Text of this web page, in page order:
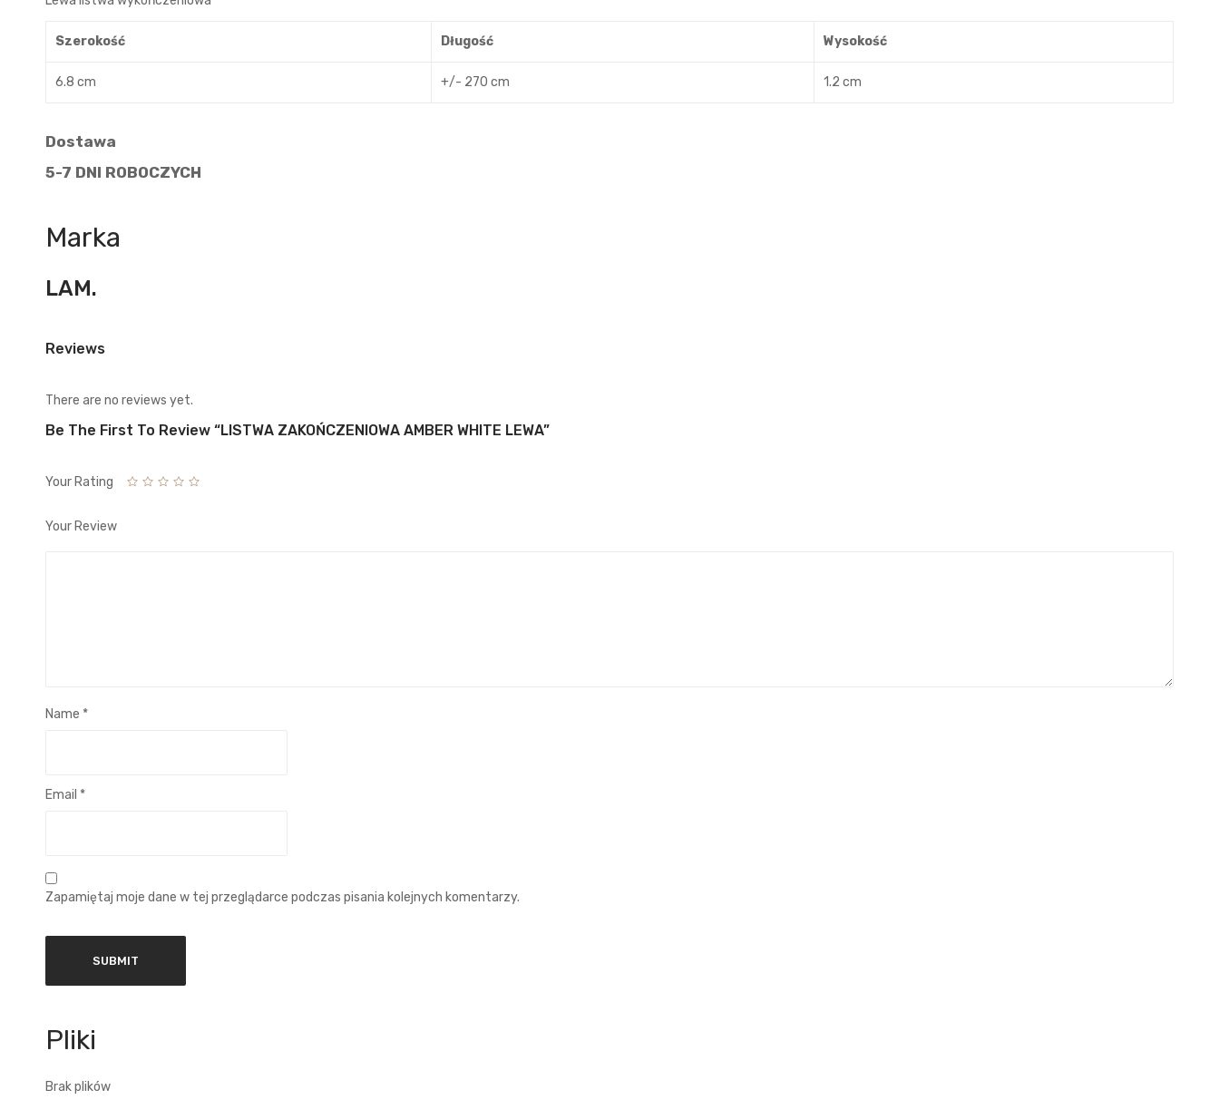
Szerokość Długość Wysokość
6.8 cm +/- 270 cm 1.2 cm
Dostawa
5-7 DNI ROBOCZYCH
Marka
LAM.
Reviews
There are no reviews yet.
Be The First To Review “LISTWA ZAKOŃCZENIOWA AMBER WHITE LEWA”
Your Rating
Your Review
Name *
Email *
Zapamiętaj moje dane w tej przeglądarce podczas pisania kolejnych komentarzy.
Brak plików